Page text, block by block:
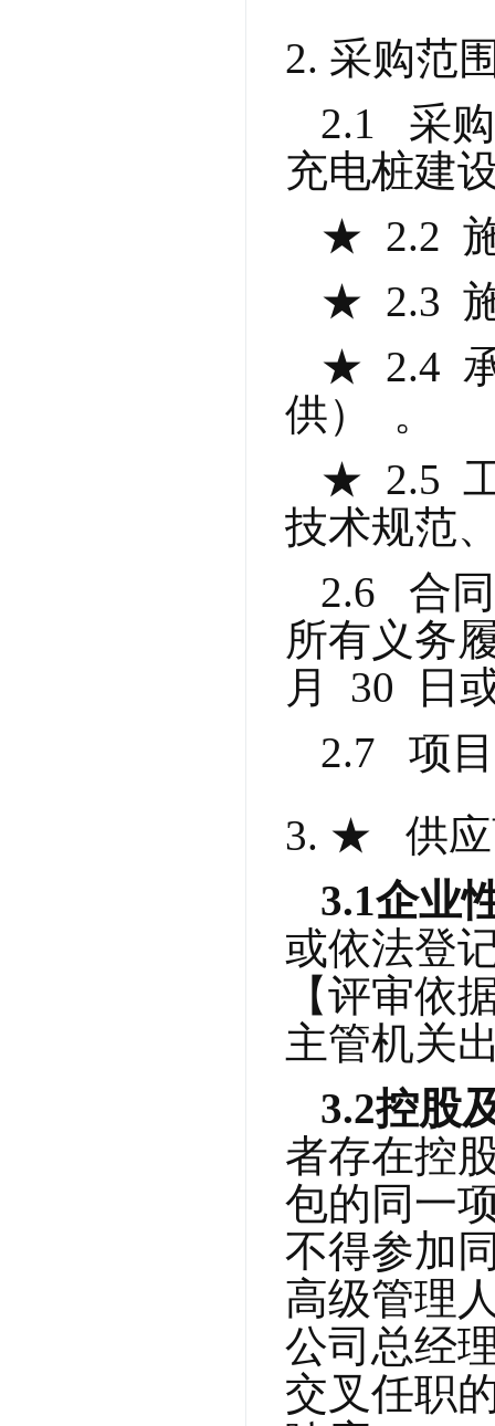
采购范
2.1   采
充电桩建
★  2.2
★  2.3
★  2.4
供）  。
★  2.5
技术规范
2.6   合
所有义务
月  30  日
2.7   项
★   供
3.1企业
或依法登
【评审依
主管机关
3.2控股
者存在控
包的同一
不得参加
高级管理
公司总经
交叉任职